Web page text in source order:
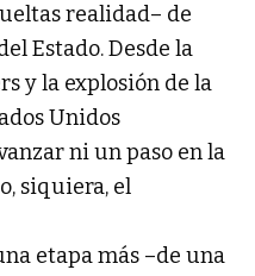
realidad– de
Estado. Desde la
y la explosión de la
Unidos
ni un paso en la
siquiera, el
etapa más –de una